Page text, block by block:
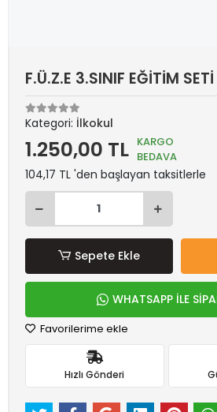
F.Ü.Z.E 3.SINIF EĞİTİM SETİ
Kategori: İlkokul
1.250,00 TL KARGO
BEDAVA
104,17 TL 'den başlayan taksitlerle
Sepete Ekle
WHATSAPP İLE
Favorilerime ekle
Hızlı Gönderi